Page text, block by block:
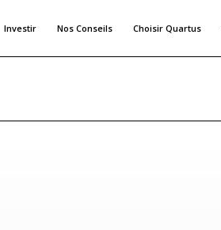
Investir Nos Conseils Choisir Quartus